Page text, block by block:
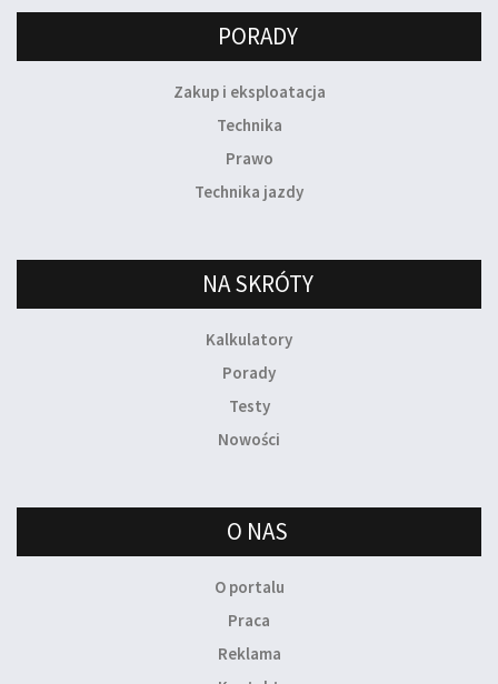
PORADY
Zakup i eksploatacja
Technika
Prawo
Technika jazdy
NA SKRÓTY
Kalkulatory
Porady
Testy
Nowości
O NAS
O portalu
Praca
Reklama